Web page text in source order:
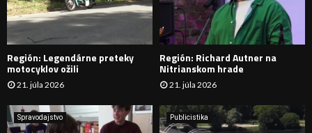
D
A
Región: Legendárne preteky
motocyklov ožili
21. júla 2026
Región: Richard Autner na
Nitrianskom hrade
21. júla 2026
Spravodajstvo Publicistika